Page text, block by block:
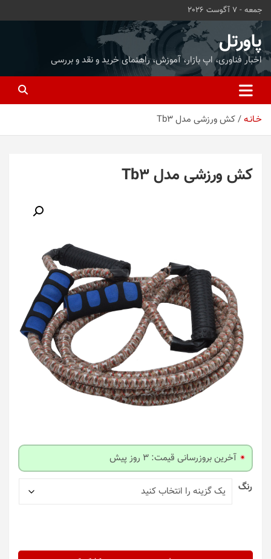
محتوا
بروید
جمعه - 7 آگوست 2026
پاورتل
اخبار فناوری، اپ بازار، آموزش، راهنمای خرید و نقد و بررسی
خـانـه کش ورزشی مدل Tb3
کش ورزشی مدل Tb3
آخرین بروزرسانی قیمت: 3 روز پیش
رنگ